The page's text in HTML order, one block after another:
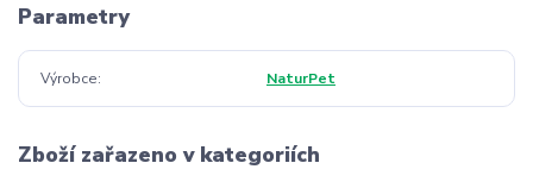
Parametry
Výrobce NaturPet
Zboží zařazeno v kategoriích